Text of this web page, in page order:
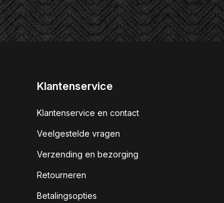
Klantenservice
Klantenservice en contact
Veelgestelde vragen
Verzending en bezorging
Retourneren
Betalingsopties